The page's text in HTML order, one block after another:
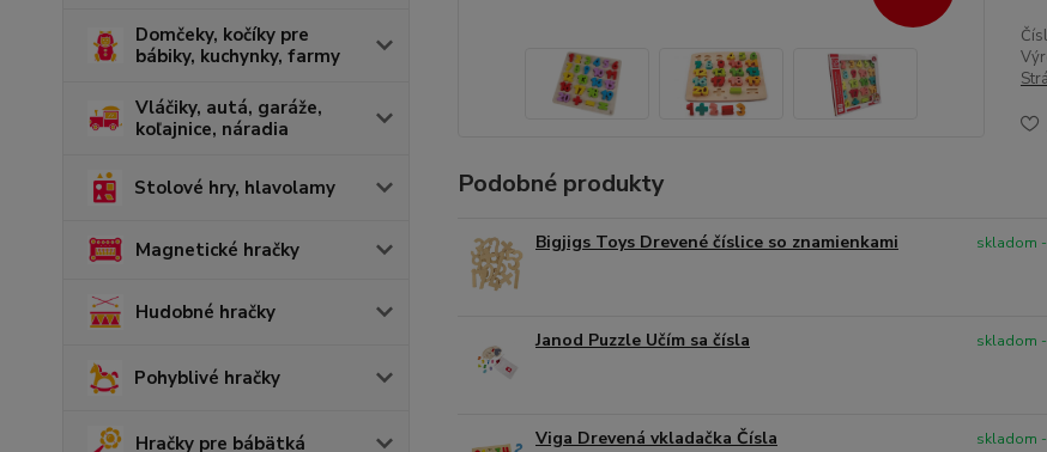
Domčeky, kočíky pre
bábiky, kuchynky, farmy
Vláčiky, autá, garáže,
koľajnice, náradia
Stolové hry, hlavolamy
Magnetické hračky
Hudobné hračky
Pohyblivé hračky
Hračky pre bábätká
Podobné produkty
Bigjigs Toys Drevené číslice so znamienkami
skladom
Janod Puzzle Učím sa čísla
skladom
Viga Drevená vkladačka Čísla skladom